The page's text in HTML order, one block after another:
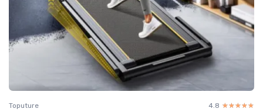
Toputure 4.8 ☆☆☆☆☆
★★★★★